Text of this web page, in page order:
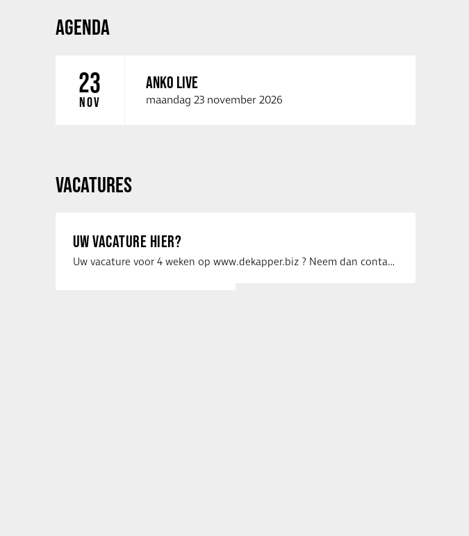
AGENDA
23
NOV
ANKO LIVE
maandag 23 november 2026
VACATURES
UW VACATURE HIER?
Uw vacature voor 4 weken op www.dekapper.biz ? Neem dan contact op met Maaike …